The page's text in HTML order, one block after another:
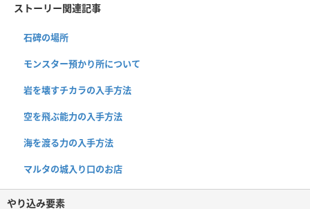
ストーリー関連記事
石碑の場所
モンスター預かり所について
岩を壊すチカラの入手方法
空を飛ぶ能力の入手方法
海を渡る力の入手方法
マルタの城入り口のお店
やり込み要素